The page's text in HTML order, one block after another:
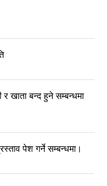
खाता बन्द हुने सम्बन्धमा
पेश गर्ने सम्बन्धमा।